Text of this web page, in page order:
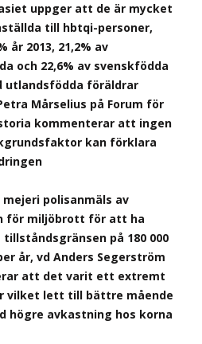
uppger att de är mycket
till hbtqi-personer,
år 2013, 21,2% av
och 22,6% av svenskfödda
utlandsfödda föräldrar
Mårselius på Forum för
kommenterar att ingen
kan förklara
mejeri polisanmäls av
för miljöbrott för att ha
på 180 000
år, vd Anders Segerström
att det varit ett extremt
vilket lett till bättre mående
högre avkastning hos korna